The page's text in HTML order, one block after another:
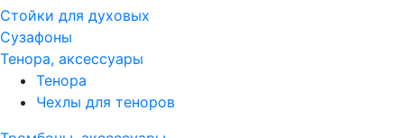
Стойки для духовых
Сузафоны
Тенора, аксессуары
Тенора
Чехлы для теноров